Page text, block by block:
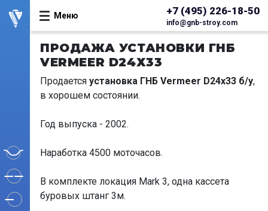
Меню +7 (495) 226-18-50
info@gnb-stroy.com
ПРОДАЖА УСТАНОВКИ ГНБ
VERMEER D24Х33
Продается установка ГНБ Vermeer D24х33 б/у,
в хорошем состоянии.
Год выпуска - 2002.
Наработка 4500 моточасов.
В комплекте локация Mark 3, одна кассета
буровых штанг 3м.